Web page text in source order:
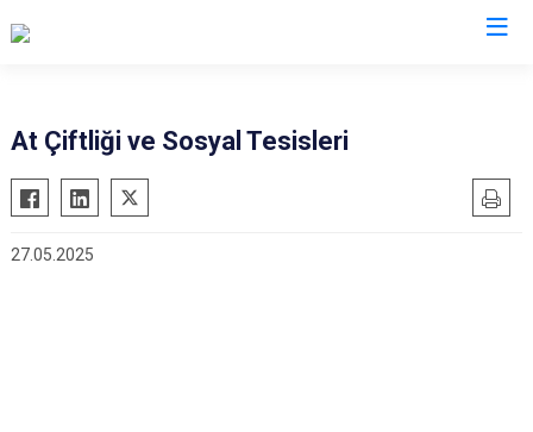
At Çiftliği ve Sosyal Tesisleri
27.05.2025